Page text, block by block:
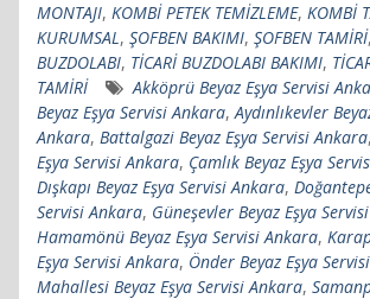
MONTAJI, KOMBİ PETEK TEMİZLEME, KOMBİ
KURUMSAL, ŞOFBEN BAKIMI, ŞOFBEN TAMİRİ,
BUZDOLABI, TİCARİ BUZDOLABI BAKIMI,
TAMİRİ
Akköprü Beyaz Eşya Servisi
Beyaz Eşya Servisi Ankara,Aydınlıkevler
Ankara, Battalgazi Beyaz Eşya Servisi Ankara,
Eşya Servisi Ankara, Çamlık Beyaz Eşya
Dışkapı Beyaz Eşya Servisi Ankara,
Servisi Ankara, Güneşevler Beyaz Eşya
Hamamönü Beyaz Eşya Servisi Ankara,
Eşya Servisi Ankara, Önder Beyaz Eşya
Mahallesi Beyaz Eşya Servisi Ankara,